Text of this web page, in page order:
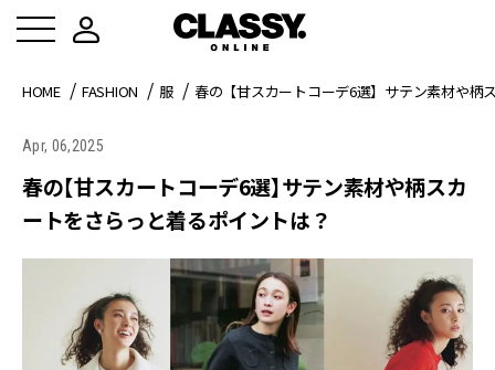
HOME FASHION 服 春の【甘スカートコーデ6選】サテン素材や柄
Apr, 06,2025
春の【甘スカートコーデ6選】サテン素材や柄スカ
ートをさらっと着るポイントは？